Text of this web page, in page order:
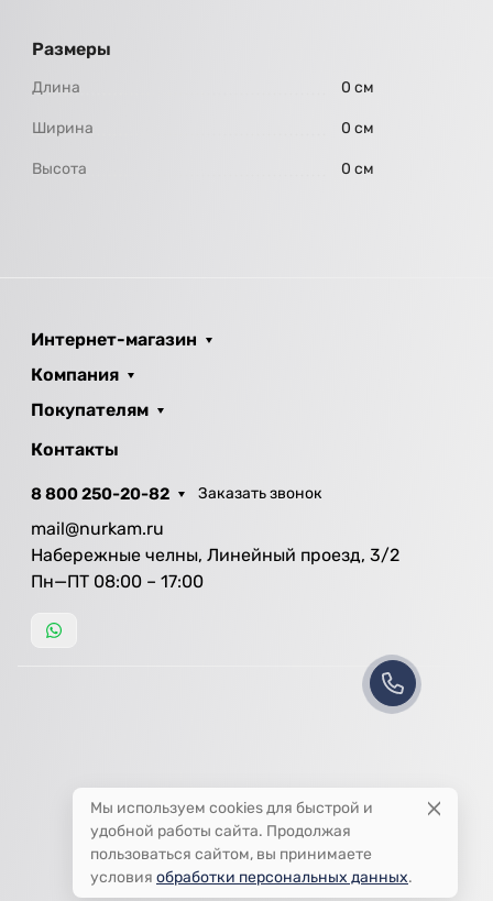
Размеры
Длина 0 см
Ширина 0 см
Высота 0 см
Интернет-магазин
Компания
Покупателям
Контакты
8 800 250-20-82 Заказать звонок
mail@nurkam.ru
Набережные челны, Линейный проезд, 3/2
Пн—ПТ 08:00 – 17:00
Мы используем cookies для быстрой и
удобной работы сайта. Продолжая
пользоваться сайтом, вы принимаете
условия обработки персональных данных.